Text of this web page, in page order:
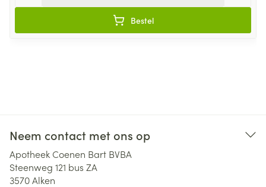
Bestel
Neem contact met ons op
Apotheek Coenen Bart BVBA
Steenweg 121 bus ZA
3570Alken